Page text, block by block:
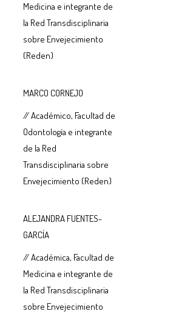
Medicina e integrante de
la Red Transdisciplinaria
sobre Envejecimiento
(Reden)
MARCO CORNEJO
// Académico, Facultad de
Odontología e integrante
de la Red
Transdisciplinaria sobre
Envejecimiento (Reden)
ALEJANDRA FUENTES-
GARCÍA
// Académica, Facultad de
Medicina e integrante de
la Red Transdisciplinaria
sobre Envejecimiento